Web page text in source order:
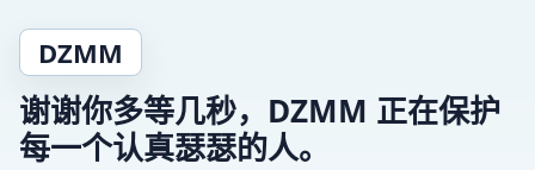
DZMM
谢谢你多等几秒，DZMM 正在保护
每一个认真瑟瑟的人。